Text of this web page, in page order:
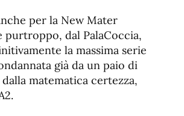
per la New Mater
purtroppo, dal PalaCoccia,
la massima serie
già da un paio di
matematica certezza,